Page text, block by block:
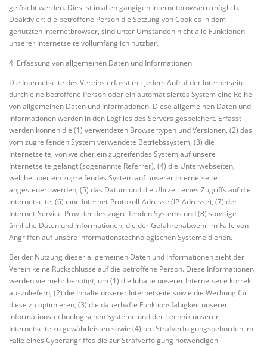
gelöscht werden. Dies ist in allen gängigen Internetbrowsern möglich.
Deaktiviert die betroffene Person die Setzung von Cookies in dem
genutzten Internetbrowser, sind unter Umständen nicht alle Funktionen
unserer Internetseite vollumfänglich nutzbar.
4. Erfassung von allgemeinen Daten und Informationen
Die Internetseite des Vereins erfasst mit jedem Aufruf der Internetseite
durch eine betroffene Person oder ein automatisiertes System eine Reihe
von allgemeinen Daten und Informationen. Diese allgemeinen Daten und
Informationen werden in den Logfiles des Servers gespeichert. Erfasst
werden können die (1) verwendeten Browsertypen und Versionen, (2) das
vom zugreifenden System verwendete Betriebssystem, (3) die
Internetseite, von welcher ein zugreifendes System auf unsere
Internetseite gelangt (sogenannte Referrer), (4) die Unterwebseiten,
welche über ein zugreifendes System auf unserer Internetseite
angesteuert werden, (5) das Datum und die Uhrzeit eines Zugriffs auf die
Internetseite, (6) eine Internet-Protokoll-Adresse (IP-Adresse), (7) der
Internet-Service-Provider des zugreifenden Systems und (8) sonstige
ähnliche Daten und Informationen, die der Gefahrenabwehr im Falle von
Angriffen auf unsere informationstechnologischen Systeme dienen.
Bei der Nutzung dieser allgemeinen Daten und Informationen zieht der
Verein keine Rückschlüsse auf die betroffene Person. Diese Informationen
werden vielmehr benötigt, um (1) die Inhalte unserer Internetseite korrekt
auszuliefern, (2) die Inhalte unserer Internetseite sowie die Werbung für
diese zu optimieren, (3) die dauerhafte Funktionsfähigkeit unserer
informationstechnologischen Systeme und der Technik unserer
Internetseite zu gewährleisten sowie (4) um Strafverfolgungsbehörden im
Falle eines Cyberangriffes die zur Strafverfolgung notwendigen